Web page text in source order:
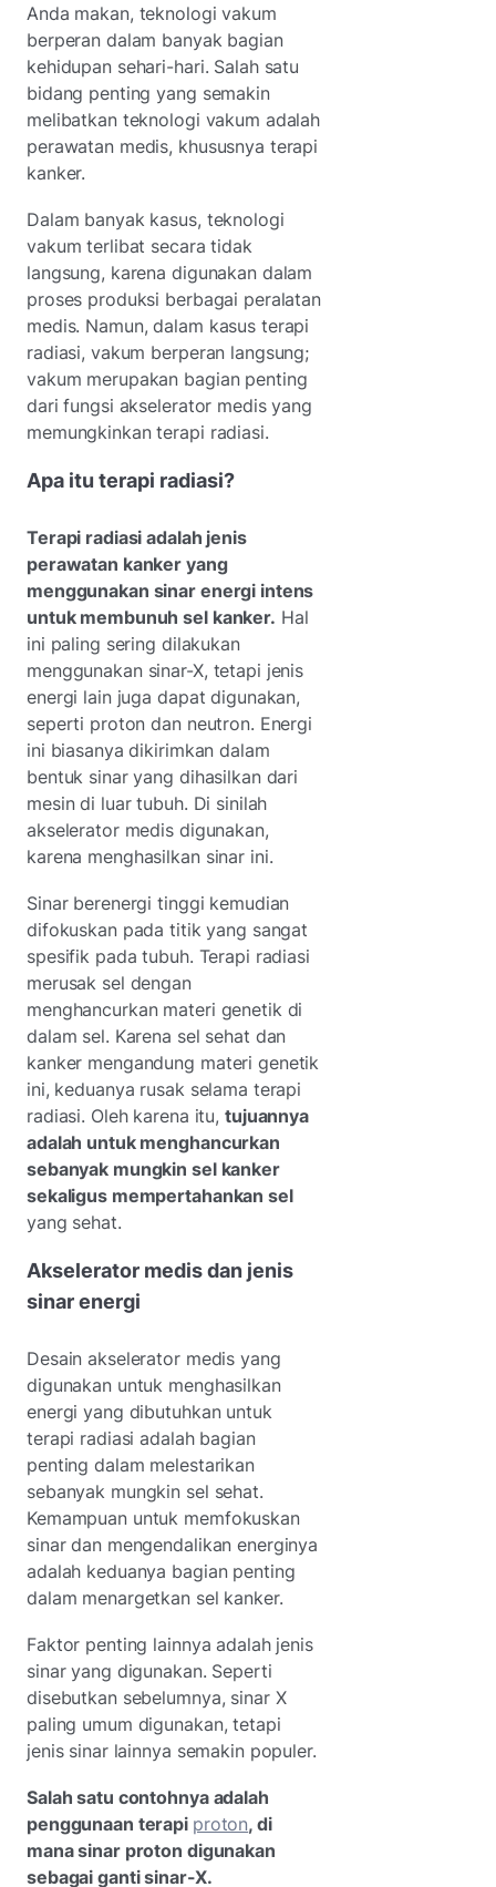
Anda makan, teknologi vakum
berperan dalam banyak bagian
kehidupan sehari-hari. Salah satu
bidang penting yang semakin
melibatkan teknologi vakum adalah
perawatan medis, khususnya terapi
kanker.
Dalam banyak kasus, teknologi
vakum terlibat secara tidak
langsung, karena digunakan dalam
proses produksi berbagai peralatan
medis. Namun, dalam kasus terapi
radiasi, vakum berperan langsung;
vakum merupakan bagian penting
dari fungsi akselerator medis yang
memungkinkan terapi radiasi.
Apa itu terapi radiasi?
Terapi radiasi adalah jenis
perawatan kanker yang
menggunakan sinar energi intens
untuk membunuh sel kanker. Hal
ini paling sering dilakukan
menggunakan sinar-X, tetapi jenis
energi lain juga dapat digunakan,
seperti proton dan neutron. Energi
ini biasanya dikirimkan dalam
bentuk sinar yang dihasilkan dari
mesin di luar tubuh. Di sinilah
akselerator medis digunakan,
karena menghasilkan sinar ini.
Sinar berenergi tinggi kemudian
difokuskan pada titik yang sangat
spesifik pada tubuh. Terapi radiasi
merusak sel dengan
menghancurkan materi genetik di
dalam sel. Karena sel sehat dan
kanker mengandung materi genetik
ini, keduanya rusak selama terapi
radiasi. Oleh karena itu, tujuannya
adalah untuk menghancurkan
sebanyak mungkin sel kanker
sekaligus mempertahankan sel
yang sehat.
Akselerator medis dan jenis
sinar energi
Desain akselerator medis yang
digunakan untuk menghasilkan
energi yang dibutuhkan untuk
terapi radiasi adalah bagian
penting dalam melestarikan
sebanyak mungkin sel sehat.
Kemampuan untuk memfokuskan
sinar dan mengendalikan energinya
adalah keduanya bagian penting
dalam menargetkan sel kanker.
Faktor penting lainnya adalah jenis
sinar yang digunakan. Seperti
disebutkan sebelumnya, sinar X
paling umum digunakan, tetapi
jenis sinar lainnya semakin populer.
Salah satu contohnya adalah
penggunaan terapi proton, di
mana sinar proton digunakan
sebagai ganti sinar-X.